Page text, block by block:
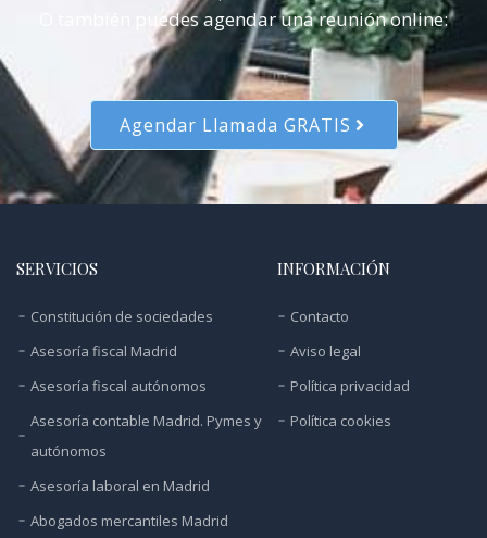
O también puedes agendar una reunión online:
Agendar Llamada GRATIS
SERVICIOS
Constitución de sociedades
Asesoría fiscal Madrid
Asesoría fiscal autónomos
Asesoría contable Madrid. Pymes y
autónomos
Asesoría laboral en Madrid
Abogados mercantiles Madrid
INFORMACIÓN
Contacto
Aviso legal
Política privacidad
Política cookies